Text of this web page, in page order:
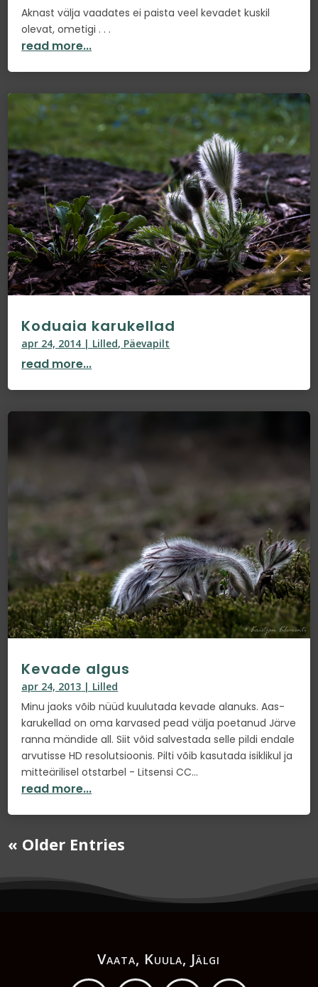
Aknast välja vaadates ei paista veel kevadet kuskil
olevat, ometigi . . .
read more...
Koduaia karukellad
apr 24, 2014 | Lilled, Päevapilt
read more...
Kevade algus
apr 24, 2013 | Lilled
Minu jaoks võib nüüd kuulutada kevade alanuks. Aas-
karukellad on oma karvased pead välja poetanud Järve
ranna mändide all. Siit võid salvestada selle pildi endale
arvutisse HD resolutsioonis. Pilti võib kasutada isiklikul ja
mitteärilisel otstarbel - Litsensi CC...
read more...
« Older Entries
Vaata, Kuula, Jälgi